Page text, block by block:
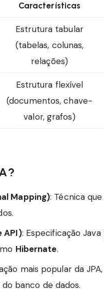
Características
Estrutura tabular
(tabelas, colunas,
relações)
Estrutura flexível
(documentos, chave-
valor, grafos)
Mapping): Técnica
API): Especificação
Hibernate.
mais popular da
banco de dados.